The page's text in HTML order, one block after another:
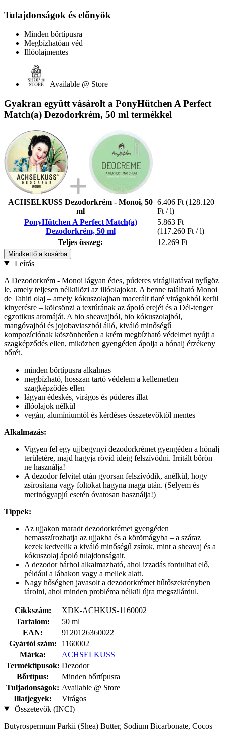
Tulajdonságok és előnyök
Minden bőrtípusra
Megbízhatóan véd
Illóolajmentes
Available @ Store
Gyakran együtt vásárolt a PonyHütchen A Perfect
Match(a) Dezodorkrém, 50 ml termékkel
ACHSELKUSS Dezodorkrém - Monoi, 50
ml
6.406 Ft (128.120
Ft / l)
PonyHütchen A Perfect Match(a)
Dezodorkrém, 50 ml
5.863 Ft
(117.260 Ft / l)
Teljes összeg:
12.269 Ft
Mindkettő a kosárba
Leírás
A Dezodorkrém - Monoi lágyan édes, púderes virágillatával nyűgöz
le, amely teljesen nélkülözi az illóolajokat. A benne található Monoi
de Tahiti olaj – amely kókuszolajban macerált tiaré virágokból kerül
kinyerésre – kölcsönzi a textúrának az ápoló erejét és a Dél-tenger
egzotikus aromáját. A bio sheavajból, bio kókuszolajból,
mangóvajból és jojobaviaszból álló, kiváló minőségű
kompozíciónak köszönhetően a krém megbízható védelmet nyújt a
szagképződés ellen, miközben gyengéden ápolja a hónalj érzékeny
bőrét.
minden bőrtípusra alkalmas
megbízható, hosszan tartó védelem a kellemetlen
szagképződés ellen
lágyan édeskés, virágos és púderes illat
illóolajok nélkül
vegán, alumíniumtól és kérdéses összetevőktől mentes
Alkalmazás:
Vigyen fel egy ujjbegynyi dezodorkrémet gyengéden a hónalj
területére, majd hagyja rövid ideig felszívódni. Irritált bőrön
ne használja!
A dezodor felvitel után gyorsan felszívódik, anélkül, hogy
zsírosítana vagy foltokat hagyna maga után. (Selyem és
merinógyapjú esetén óvatosan használja!)
Tippek:
Az ujjakon maradt dezodorkrémet gyengéden
bemasszírozhatja az ujjakba és a körömágyba – a száraz
kezek kedvelik a kiváló minőségű zsírok, mint a sheavaj és a
kókuszolaj ápoló tulajdonságait.
A dezodor bárhol alkalmazható, ahol izzadás fordulhat elő,
például a lábakon vagy a mellek alatt.
Nagy hőségben javasolt a dezodorkrémet hűtőszekrényben
tárolni, ahol minden probléma nélkül újra megszilárdul.
Cikkszám:
XDK-ACHKUS-1160002
Tartalom:
50 ml
EAN:
9120126360022
Gyártói szám:
1160002
Márka:
ACHSELKUSS
Terméktípusok: Dezodor
Bőrtípus:
Minden bőrtípusra
Tuljadonságok: Available @ Store
Illatjegyek:
Virágos
Összetevők (INCI)
Butyrospermum Parkii (Shea) Butter, Sodium Bicarbonate, Cocos